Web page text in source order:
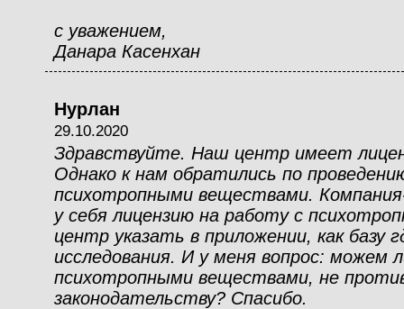
с уважением,
Данара Касенхан
Нурлан
29.10.2020
Здравствуйте. Наш центр имеет
Однако к нам обратились по
психотропными веществами.
у себя лицензию на работу с
центр указать в приложении, как базу
исследования. И у меня вопрос: можем
психотропными веществами, не
законодательству? Спасибо.